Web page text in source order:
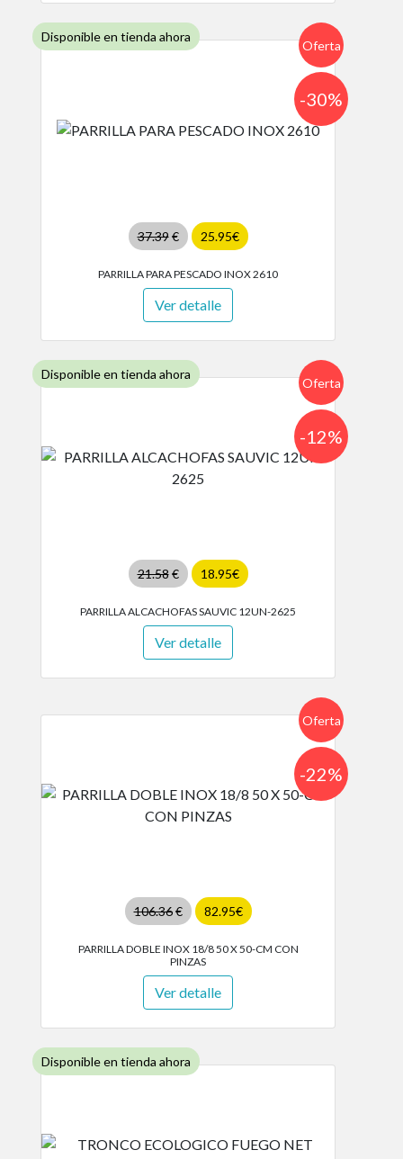
Disponible en tienda ahora
Oferta
37.39€ 25.95€
-30%
PARRILLA PARA PESCADO INOX 2610
Ver detalle
Disponible en tienda ahora
Oferta
21.58€ 18.95€
-12%
PARRILLA ALCACHOFAS SAUVIC 12UN-2625
Ver detalle
Oferta
106.36€ 82.95€
-22%
PARRILLA DOBLE INOX 18/8 50 X 50-CM CON
PINZAS
Ver detalle
Disponible en tienda ahora